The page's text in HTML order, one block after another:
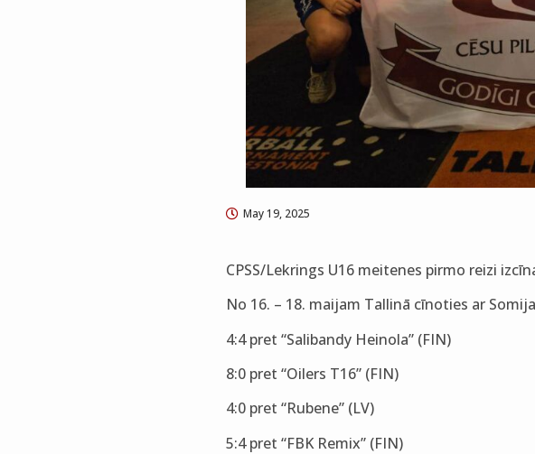
May 19, 2025
CPSS/Lekrings U16 meitenes pirmo reizi
No 16. – 18. maijam Tallinā cīnoties ar
4:4 pret “Salibandy Heinola” (FIN)
8:0 pret “Oilers T16” (FIN)
4:0 pret “Rubene” (LV)
5:4 pret “FBK Remix” (FIN)